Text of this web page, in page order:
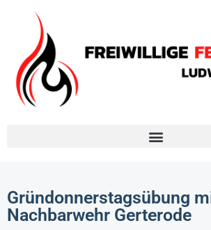
Gründonnerstagsübung
Nachbarwehr Gerterode